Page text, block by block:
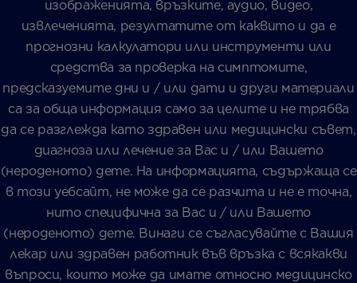
изображенията, връзките, аудио, видео,
извлеченията, резултатите от каквито и да е
прогнозни калкулатори или инструменти или
средства за проверка на симптомите,
предсказуемите дни и / или дати и други материали
са за обща информация само за целите и не трябва
да се разглежда като здравен или медицински съвет,
диагноза или лечение за Вас и / или Вашето
(нероденото) дете. На информацията, съдържаща се
в този уебсайт, не може да се разчита и не е точна,
нито специфична за Вас и / или Вашето
(нероденото) дете. Винаги се съгласувайте с Вашия
лекар или здравен работник във връзка с всякакви
въпроси, които може да имате относно медицинско